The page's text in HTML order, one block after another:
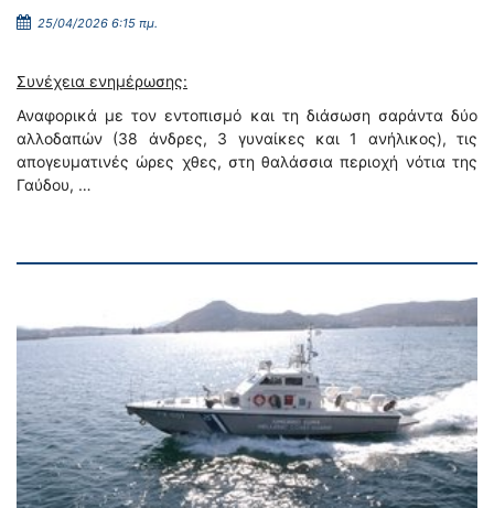
25/04/2026 6:15 πμ.
Συνέχεια ενημέρωσης:
Αναφορικά με τον εντοπισμό και τη διάσωση σαράντα δύο
αλλοδαπών (38 άνδρες, 3 γυναίκες και 1 ανήλικος), τις
απογευματινές ώρες χθες, στη θαλάσσια περιοχή νότια της
Γαύδου, …